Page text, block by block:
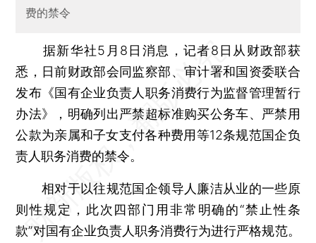
费的禁令
据新华社5月8日消息，记者8日从财政部获
悉，日前财政部会同监察部、审计署和国资委联合
发布《国有企业负责人职务消费行为监督管理暂行
办法》，明确列出严禁超标准购买公务车、严禁用
公款为亲属和子女支付各种费用等12条规范国企负
责人职务消费的禁令。
相对于以往规范国企领导人廉洁从业的一些原
则性规定，此次四部门用非常明确的“禁止性条
款”对国有企业负责人职务消费行为进行严格规范。